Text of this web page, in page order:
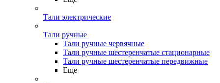
Тали электрические
Тали ручные
Тали ручные червячные
Тали ручные шестеренчатые стационарные
Тали ручные шестеренчатые передвижные
Еще